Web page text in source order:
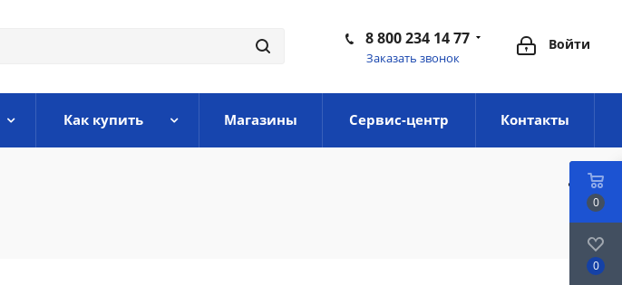
Войти
8 800 234 14 77
Заказать звонок
Как купить Магазины Сервис-центр Контакты
0
0